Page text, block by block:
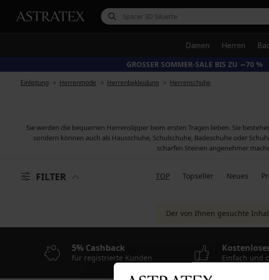
Damen Herren
GROSSER SOMMER-SALE BIS ZU −70 %
Einleitung Herrenmode Herrenbekleidung Herrenschuhe
Sie werden die bequemen Herrenslipper beim ersten Tragen lieben. Sie
sondern können auch als Hausschuhe, Schulschuhe, Badeschuhe oder
scharfen Steinen angenehmer
FILTER TOP Topseller Neues
Der von Ihnen gesuchte
5% Cashback
für registrierte Kunden Einfach und